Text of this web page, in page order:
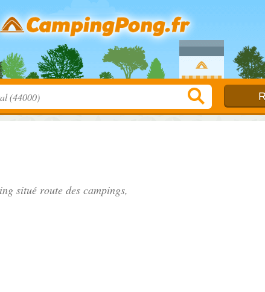
situé route des campings,